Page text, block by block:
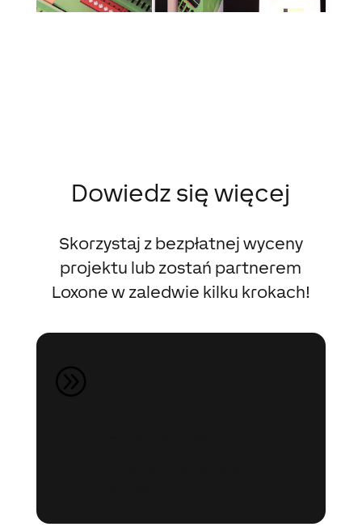
Dowiedz się więcej
Skorzystaj z bezpłatnej wyceny
projektu lub zostań partnerem
Loxone w zaledwie kilku krokach!